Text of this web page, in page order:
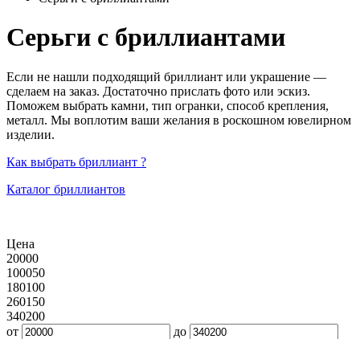
Серьги с бриллиантами
Если не нашли подходящий бриллиант или украшение —
сделаем на заказ. Достаточно прислать фото или эскиз.
Поможем выбрать камни, тип огранки, способ крепления,
металл. Мы воплотим ваши желания в роскошном ювелирном
изделии.
Как выбрать бриллиант ?
Каталог бриллиантов
Цена
20000
100050
180100
260150
340200
от
до